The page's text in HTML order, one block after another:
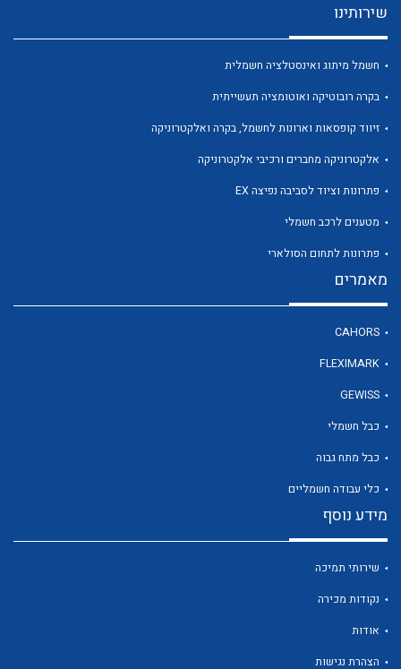
לכל מוצרי היצרן
שירותינו
חשמל מיתוג ואינסטלציה חשמלית
בקרה רובוטיקה ואוטומציה תעשייתית
זיווד קופסאות וארונות לחשמל, בקרה ואלקטרוניקה
אלקטרוניקה מחברים ורכיבי אלקטרוניקה
פתרונות וציוד לסביבה נפיצה EX
מטענים לרכב חשמלי
פתרונות לתחום הסולארי
מאמרים
CAHORS
FLEXIMARK
GEWISS
כבל חשמלי
כבל מתח גבוה
כלי עבודה חשמליים
מידע נוסף
שירותי תמיכה
נקודות מכירה
אודות
הצהרת נגישות